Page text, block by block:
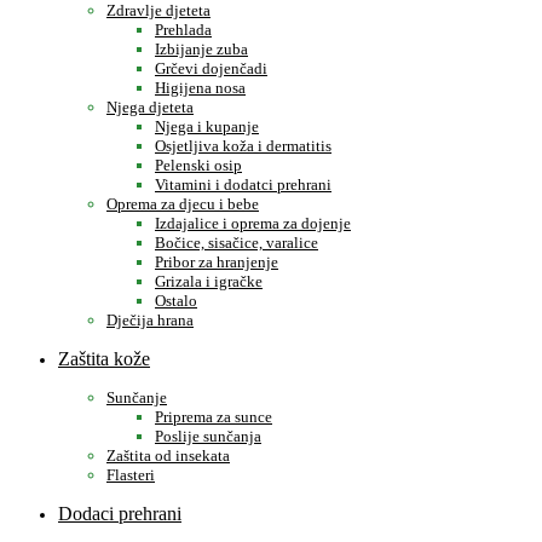
Zdravlje djeteta
Prehlada
Izbijanje zuba
Grčevi dojenčadi
Higijena nosa
Njega djeteta
Njega i kupanje
Osjetljiva koža i dermatitis
Pelenski osip
Vitamini i dodatci prehrani
Oprema za djecu i bebe
Izdajalice i oprema za dojenje
Bočice, sisačice, varalice
Pribor za hranjenje
Grizala i igračke
Ostalo
Dječija hrana
Zaštita kože
Sunčanje
Priprema za sunce
Poslije sunčanja
Zaštita od insekata
Flasteri
Dodaci prehrani